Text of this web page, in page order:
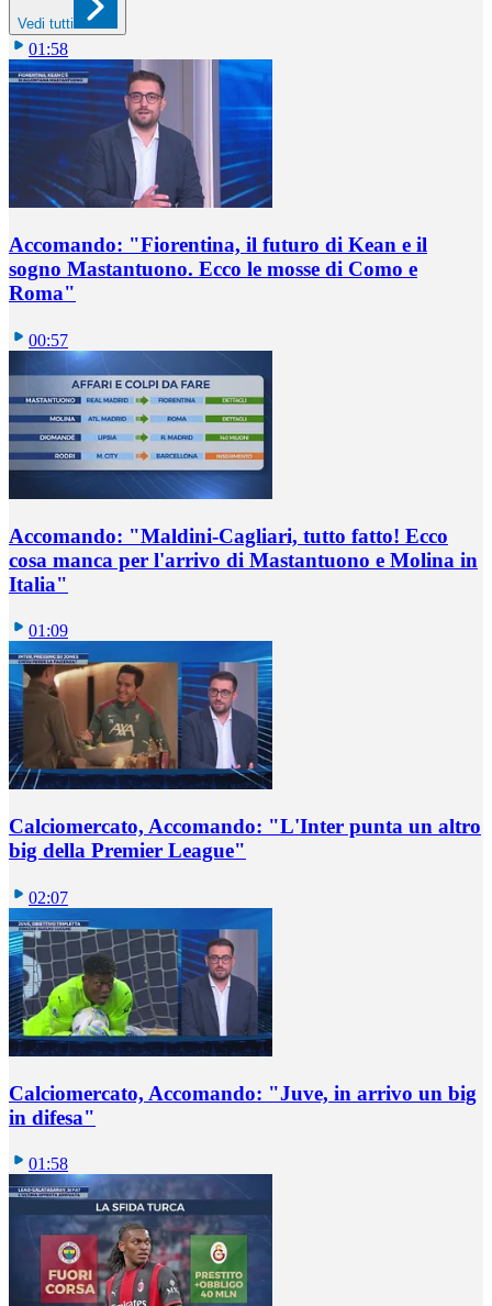
Vedi tutti
01:58
Accomando: "Fiorentina, il futuro di Kean e il
sogno Mastantuono. Ecco le mosse di Como e
Roma"
00:57
Accomando: "Maldini-Cagliari, tutto fatto! Ecco
cosa manca per l'arrivo di Mastantuono e Molina in
Italia"
01:09
Calciomercato, Accomando: "L'Inter punta un altro
big della Premier League"
02:07
Calciomercato, Accomando: "Juve, in arrivo un big
in difesa"
01:58